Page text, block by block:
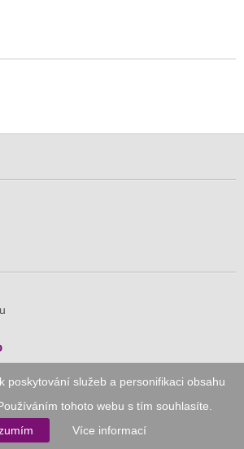
poskytování služeb a personifikaci obsahu
tohoto webu s tím souhlasíte.
Více informací
je členem Asociace pro elektronickou